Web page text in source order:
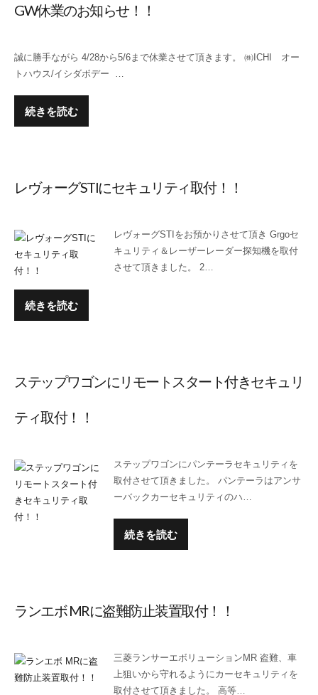
GW休業のお知らせ！！
誠に勝手ながら 4/28から5/6まで休業させて頂きます。 ㈱ICHI オー
トハウス/イシダボデー …
続きを読む
レヴォーグSTIにセキュリティ取付！！
レヴォーグSTIをお預かりさせて頂き Grgoセ
キュリティ＆レーザーレーダー探知機を取付
させて頂きました。 2…
続きを読む
ステップワゴンにリモートスタート付きセキュリ
ティ取付！！
ステップワゴンにパンテーラセキュリティを
取付させて頂きました。 パンテーラはアンサ
ーバックカーセキュリティのハ…
続きを読む
ランエボ MRに盗難防止装置取付！！
三菱ランサーエボリューションMR 盗難、車
上狙いから守れるようにカーセキュリティを
取付させて頂きました。 高等…